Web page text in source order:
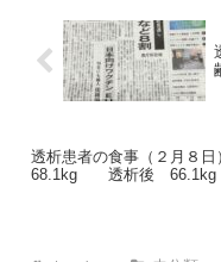
透析患者の食事（２月８
68.1kg 透析後 66.1kg